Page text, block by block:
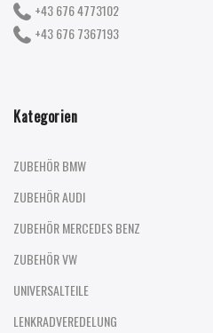
+43 676 4773102
+43 676 7367193
Kategorien
ZUBEHÖR BMW
ZUBEHÖR AUDI
ZUBEHÖR MERCEDES BENZ
ZUBEHÖR VW
UNIVERSALTEILE
LENKRADVEREDELUNG